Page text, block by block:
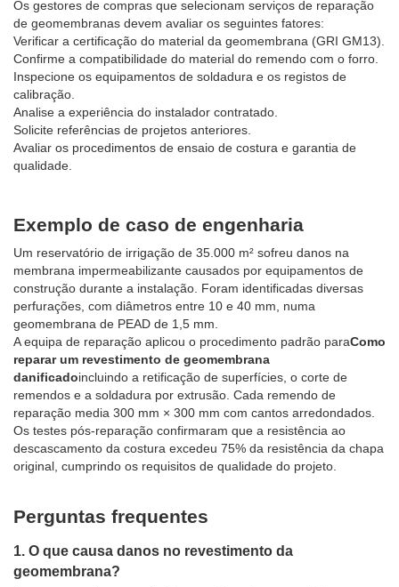
Os gestores de compras que selecionam serviços de reparação
de geomembranas devem avaliar os seguintes fatores:
Verificar a certificação do material da geomembrana (GRI GM13).
Confirme a compatibilidade do material do remendo com o forro.
Inspecione os equipamentos de soldadura e os registos de
calibração.
Analise a experiência do instalador contratado.
Solicite referências de projetos anteriores.
Avaliar os procedimentos de ensaio de costura e garantia de
qualidade.
Exemplo de caso de engenharia
Um reservatório de irrigação de 35.000 m² sofreu danos na
membrana impermeabilizante causados ​​por equipamentos de
construção durante a instalação. Foram identificadas diversas
perfurações, com diâmetros entre 10 e 40 mm, numa
geomembrana de PEAD de 1,5 mm.
A equipa de reparação aplicou o procedimento padrão paraComo
reparar um revestimento de geomembrana
danificadoincluindo a retificação de superfícies, o corte de
remendos e a soldadura por extrusão. Cada remendo de
reparação media 300 mm × 300 mm com cantos arredondados.
Os testes pós-reparação confirmaram que a resistência ao
descascamento da costura excedeu 75% da resistência da chapa
original, cumprindo os requisitos de qualidade do projeto.
Perguntas frequentes
1. O que causa danos no revestimento da
geomembrana?